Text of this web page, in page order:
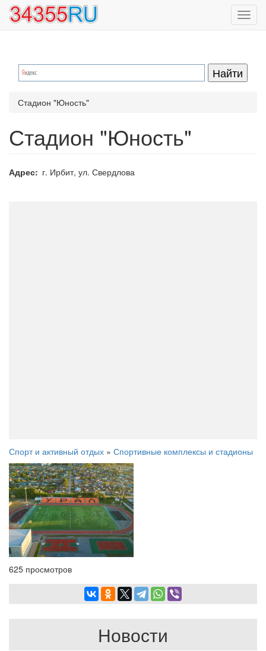
Перейти
основному
Стадион "Юность"
Стадион "Юность"
Адрес г. Ирбит, ул. Свердлова
Спорт и активный отдых » Спортивные комплексы и стадионы
625 просмотров
Новости